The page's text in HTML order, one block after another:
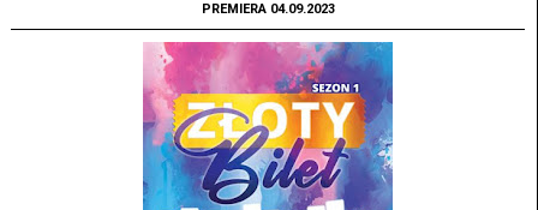
PREMIERA 04.09.2023